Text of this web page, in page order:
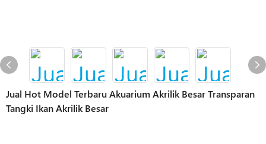
Jual Hot Model Terbaru Akuarium Akrilik Besar Transparan
Tangki Ikan Akrilik Besar